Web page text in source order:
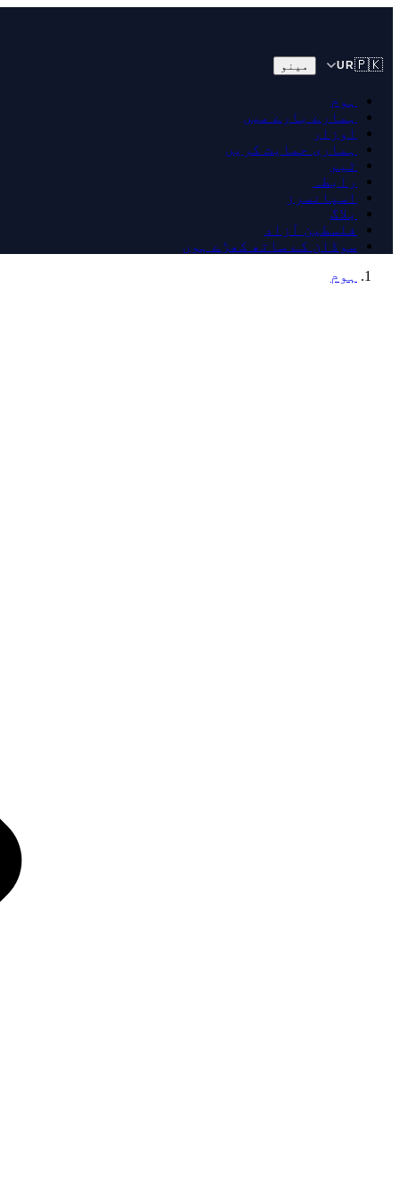
🇵🇰
UR مینو
ہوم
ہمارے بارے میں
اوزار
ہماری حمایت کریں
ٹیم
رابطہ
اسپانسرز
بلاگ
فلسطین آزاد
سوڈان کے ساتھ کھڑے ہوں
ہوم